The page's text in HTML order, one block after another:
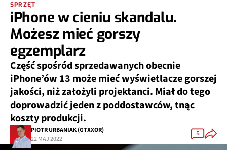
SPRZĘT
iPhone w cieniu skandalu.
Możesz mieć gorszy
egzemplarz
Część spośród sprzedawanych obecnie
iPhone’ów 13 może mieć wyświetlacze gorszej
jakości, niż założyli projektanci. Miał do tego
doprowadzić jeden z poddostawców, tnąc
koszty produkcji.
PIOTR URBANIAK (GTXXOR)
22 MAJ 2022
5